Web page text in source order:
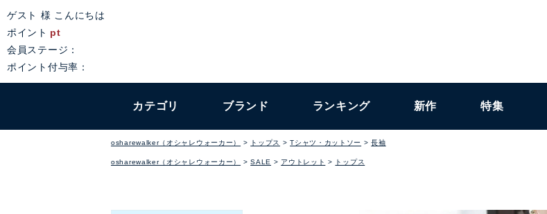
ゲスト 様 こんにちは
ポイント pt
会員ステージ：
ポイント付与率：
カテゴリ ブランド ランキング 新作 特集
osharewalker（オシャレウォーカー） トップス Tシャツ・カットソー 長袖
osharewalker（オシャレウォーカー） SALE アウトレット トップス